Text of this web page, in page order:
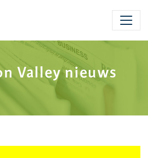
Valley nieuws